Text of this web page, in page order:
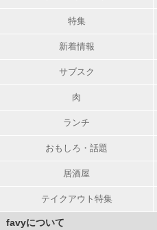
特集
新着情報
サブスク
肉
ランチ
おもしろ・話題
居酒屋
テイクアウト特集
favyについて